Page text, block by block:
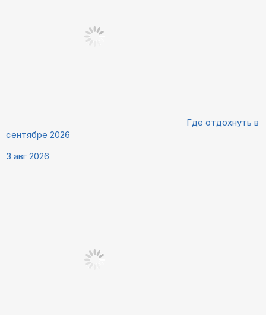
Где отдохнуть в
сентябре 2026
3 авг 2026